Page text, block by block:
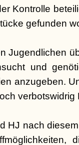
Kontrolle
gefunden
Jugendlichen
und
anzugeben.
verbotswidrig
HJ nach